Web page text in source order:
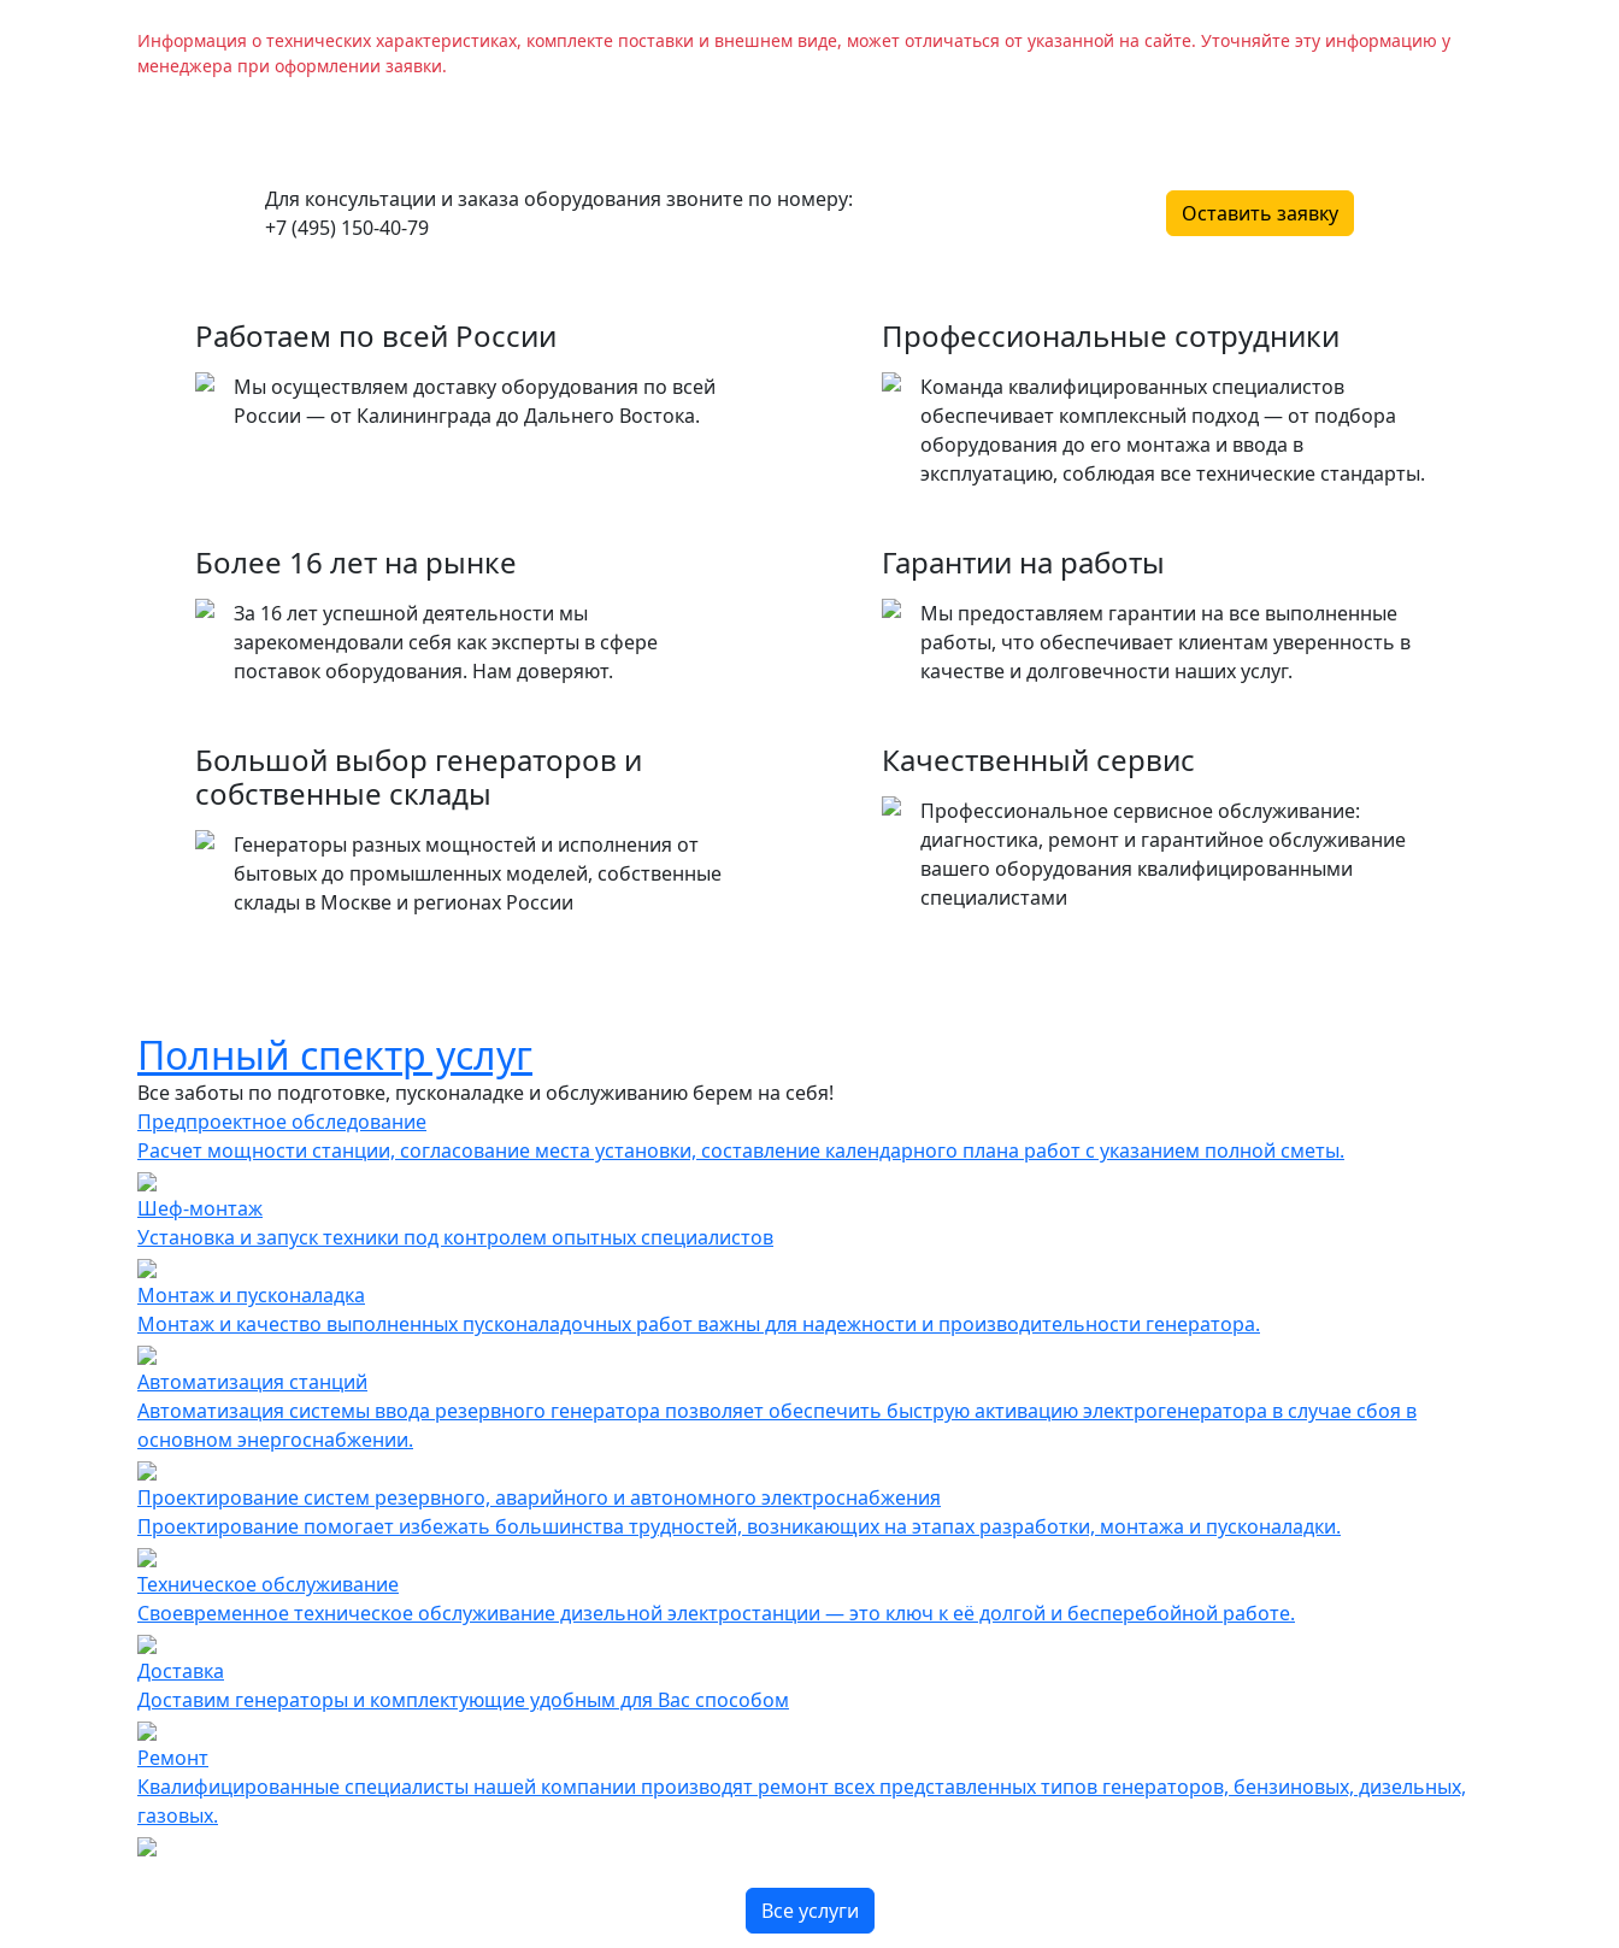
Информация о технических характеристиках, комплекте поставки и внешнем виде, может отличаться от указанной на сайте. Уточняйте эту информацию у
менеджера при оформлении заявки.
Для консультации и заказа оборудования звоните по номеру:
+7 (495) 150-40-79
Оставить заявку
Работаем по всей России
Мы осуществляем доставку оборудования по всей
России — от Калининграда до Дальнего Востока.
Профессиональные сотрудники
Команда квалифицированных специалистов
обеспечивает комплексный подход — от подбора
оборудования до его монтажа и ввода в
эксплуатацию, соблюдая все технические стандарты.
Более 16 лет на рынке
За 16 лет успешной деятельности мы
зарекомендовали себя как эксперты в сфере
поставок оборудования. Нам доверяют.
Гарантии на работы
Мы предоставляем гарантии на все выполненные
работы, что обеспечивает клиентам уверенность в
качестве и долговечности наших услуг.
Большой выбор генераторов и
собственные склады
Генераторы разных мощностей и исполнения от
бытовых до промышленных моделей, собственные
склады в Москве и регионах России
Качественный сервис
Профессиональное сервисное обслуживание:
диагностика, ремонт и гарантийное обслуживание
вашего оборудования квалифицированными
специалистами
Полный спектр услуг
Все заботы по подготовке, пусконаладке и обслуживанию берем на себя!
Предпроектное обследование
Расчет мощности станции, согласование места установки, составление календарного плана работ с указанием полной сметы.
Шеф-монтаж
Установка и запуск техники под контролем опытных специалистов
Монтаж и пусконаладка
Монтаж и качество выполненных пусконаладочных работ важны для надежности и производительности генератора.
Автоматизация cтанций
Автоматизация системы ввода резервного генератора позволяет обеспечить быструю активацию электрогенератора в случае сбоя в
основном энергоснабжении.
Проектирование систем резервного, аварийного и автономного электроснабжения
Проектирование помогает избежать большинства трудностей, возникающих на этапах разработки, монтажа и пусконаладки.
Техническое обслуживание
Своевременное техническое обслуживание дизельной электростанции — это ключ к её долгой и бесперебойной работе.
Доставка
Доставим генераторы и комплектующие удобным для Вас способом
Ремонт
Квалифицированные специалисты нашей компании производят ремонт всех представленных типов генераторов, бензиновых, дизельных,
газовых.
Все услуги